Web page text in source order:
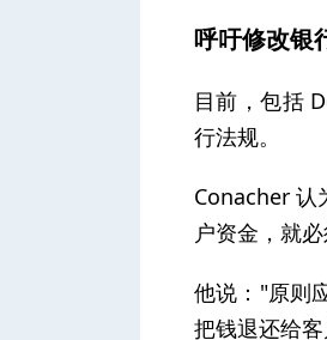
呼吁修改银
目前，包括
行法规。
Conacher 认
户资金，就必
他说："原则
把钱退还给